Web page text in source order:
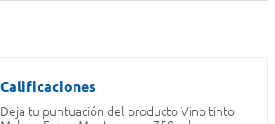
Deja tu puntuación del producto Vino tinto